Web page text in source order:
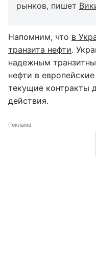
рынков, пишет
Напомним, что в
транзита нефти.
надежным
нефти в
текущие контракты
действия.
Реклама